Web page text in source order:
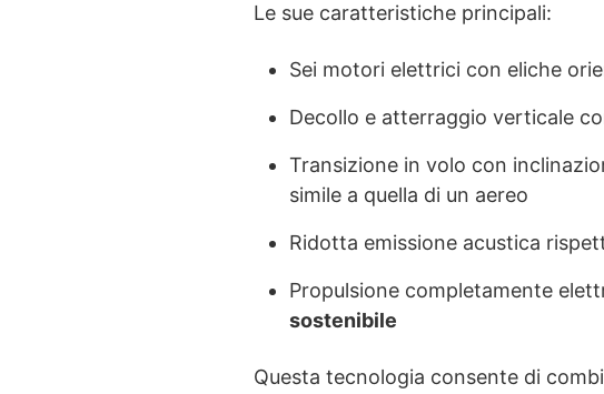
Le sue caratteristiche principali:
Sei motori elettrici con eliche
Decollo e atterraggio verticale
Transizione in volo con
simile a quella di un aereo
Ridotta emissione acustica
Propulsione completamente
sostenibile
Questa tecnologia consente di